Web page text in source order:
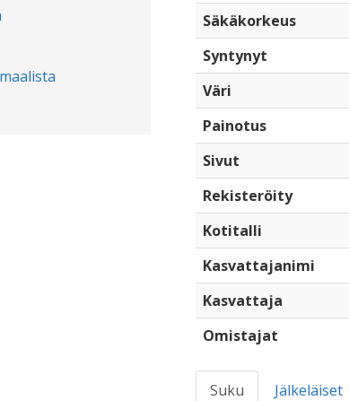
Säkäkorkeus
Syntynyt
Väri
Painotus
Sivut
Rekisteröity
Kotitalli
Kasvattajanimi
Kasvattaja
Omistajat
Suku Jälkeläiset